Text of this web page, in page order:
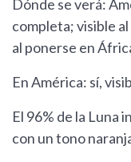
Dónde se verá:
completa; visible
al ponerse en
En América: sí,
El 96% de la Luna
con un tono